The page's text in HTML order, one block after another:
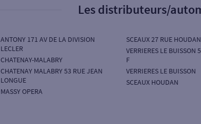
Les distributeurs/
ANTONY 171 AV DE LA DIVISION
LECLER
CHATENAY-MALABRY
CHATENAY MALABRY 53 RUE JEAN
LONGUE
MASSY OPERA
SCEAUX 27 RUE HOUDAN
VERRIERES LE BUISSON
F
VERRIERES LE BUISSON
SCEAUX HOUDAN